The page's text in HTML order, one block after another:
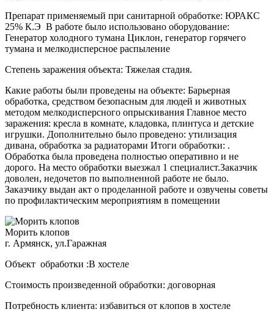
Препарат применяемый при санитарной обработке: ЮРАКС
25% К.Э В работе было использовано оборудование:
Генератор холодного тумана Циклон, генератор горячего
тумана и мелкодисперсное распыление
Степень заражения объекта: Тяжелая стадия.
Какие работы были проведены на объекте: Барьерная
обработка, средством безопасным для людей и животных
методом мелкодисперсного опрыскивания Главное место
заражения: кресла в комнате, кладовка, плинтуса и детские
игрушки. Дополнительно было проведено: утилизация
дивана, обработка за радиаторами Итоги обработки: .
Обработка была проведена полностью оперативно и не
дорого. На место обработки выезжал 1 специалист.Заказчик
доволен, недочетов по выполненной работе не было.
Заказчику выдан акт о проделанной работе и озвучены советы
по профилактическим мероприятиям в помещении
Морить клопов
г. Армянск, ул.Гаражная
Объект обработки :В хостеле
Стоимость произведенной обработки: договорная
Потребность клиента: избавиться от клопов в хостеле